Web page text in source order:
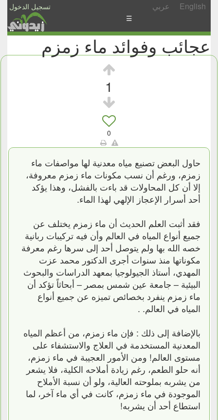
تسجيل الدخول عربي English
الأخبار
الأسئلة
☰
عجائب وفوائد ماء زمزم
1
0
حاول البعض تصنيع مياه معدنية لها مواصفات ماء
زمزم، ورغم أن نسب مكونات ماء زمزم معروفة،
إلا أن كل المحاولات قد باءت بالفشل، وهذا يؤكد
أحد أسرار الإعجاز الإلهي لهذا الماء.
فقد أثبت العلم الحديث أن ماء زمزم يختلف عن
جميع أنواع المياه في العالم وأن فيه تركيبات ربانية
خصه الله بها ولم يتوصل أحد إلى سرها رغم معرفة
مكوناتها منذ سنوات أجرى الدكتور محمد عزت
المهدي، أستاذ الجيولوجيا بمعهد الدراسات والبحوث
البيئية – جامعة عين شمس بمصر – أبحاثاً تؤكد أن
ماء زمزم ينفرد بخصائص تميزه عن جميع أنواع
المياه في العالم. .
بالإضافة إلى ذلك : فإن ماء زمزم، من أعظم المياه
المعدنية المستخدمة في العلاج والاستشفاء على
مستوى العالم! ومن الأمور العجيبة في ماء زمزم،
أنه حلو الطعم، رغم زيادة أملاحه الكلية، فلا يشعر
من يشربه بملوحته العالية، ولو أن نسبة الأملاح
الموجودة في ماء زمزم، كانت في أي ماء آخر، لما
استطاع أحد أن يشربه!